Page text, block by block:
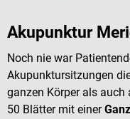
Akupunktur
Noch nie war
Akupunktursitzungen
ganzen Körper als
50 Blätter mit einer